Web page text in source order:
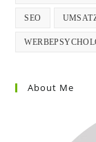
SEO
About Me